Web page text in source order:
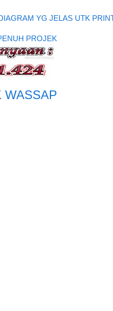
YG JELAS UTK
PROJEK
WASSAP